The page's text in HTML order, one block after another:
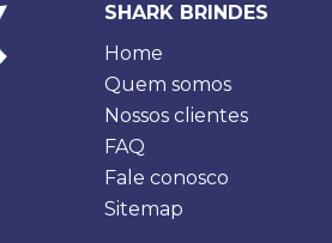
SHARK BRINDES
Home
Quem somos
Nossos clientes
FAQ
Fale conosco
Sitemap